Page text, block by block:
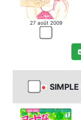
27 août 2009
SIMPLE